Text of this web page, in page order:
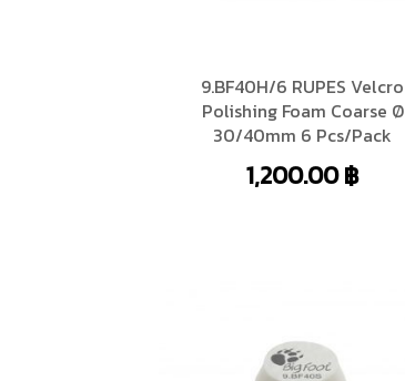
9.BF40H/6 RUPES Velcro
Polishing Foam Coarse Ø
30/40mm 6 Pcs/Pack
1,200.00฿